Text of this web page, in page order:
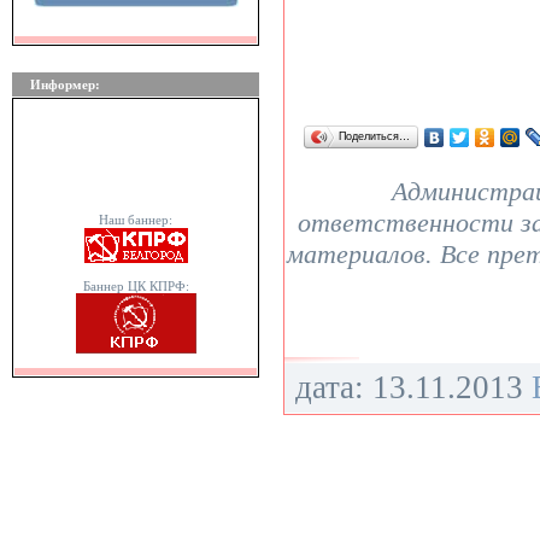
Информер:
Наш баннер:
Баннер ЦК КПРФ:
Поделиться…
ответственности
материалов. Все
дата: 13.11.2013